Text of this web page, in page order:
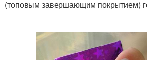
(топовым завершающим покрытием)